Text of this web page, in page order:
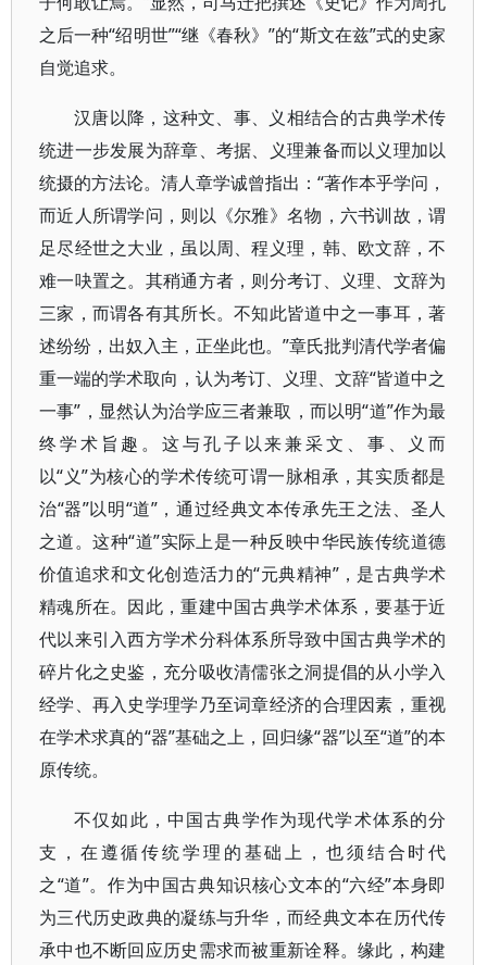
之后一种“绍明世”“继《春秋》”的“斯文在兹”式的史家
自觉追求。
汉唐以降，这种文、事、义相结合的古典学术传
统进一步发展为辞章、考据、义理兼备而以义理加以
统摄的方法论。清人章学诚曾指出：“著作本乎学问，
而近人所谓学问，则以《尔雅》名物，六书训故，谓
足尽经世之大业，虽以周、程义理，韩、欧文辞，不
难一吷置之。其稍通方者，则分考订、义理、文辞为
三家，而谓各有其所长。不知此皆道中之一事耳，著
述纷纷，出奴入主，正坐此也。”章氏批判清代学者偏
重一端的学术取向，认为考订、义理、文辞“皆道中之
一事”，显然认为治学应三者兼取，而以明“道”作为最
终学术旨趣。这与孔子以来兼采文、事、义而
以“义”为核心的学术传统可谓一脉相承，其实质都是
治“器”以明“道”，通过经典文本传承先王之法、圣人
之道。这种“道”实际上是一种反映中华民族传统道德
价值追求和文化创造活力的“元典精神”，是古典学术
精魂所在。因此，重建中国古典学术体系，要基于近
代以来引入西方学术分科体系所导致中国古典学术的
碎片化之史鉴，充分吸收清儒张之洞提倡的从小学入
经学、再入史学理学乃至词章经济的合理因素，重视
在学术求真的“器”基础之上，回归缘“器”以至“道”的本
原传统。
不仅如此，中国古典学作为现代学术体系的分
支，在遵循传统学理的基础上，也须结合时代
之“道”。作为中国古典知识核心文本的“六经”本身即
为三代历史政典的凝练与升华，而经典文本在历代传
承中也不断回应历史需求而被重新诠释。缘此，构建